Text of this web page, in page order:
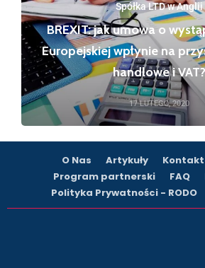
Spółka LTD w Anglii
BREXIT: jak umowa o
Europejskiej wpłynie na
handlowe i VAT?
17 LUTEGO, 2020
O Nas Artykuły Kontakt
Program partnerski
FAQ
Polityka Prywatności - RODO